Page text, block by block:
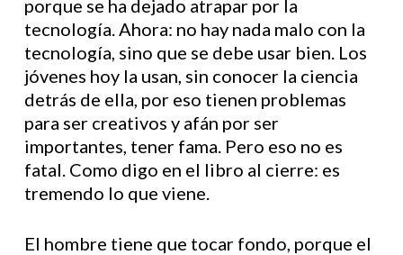
porque se ha dejado atrapar por la
tecnología. Ahora: no hay nada malo con la
tecnología, sino que se debe usar bien. Los
jóvenes hoy la usan, sin conocer la ciencia
detrás de ella, por eso tienen problemas
para ser creativos y afán por ser
importantes, tener fama. Pero eso no es
fatal. Como digo en el libro al cierre: es
tremendo lo que viene.
El hombre tiene que tocar fondo, porque el